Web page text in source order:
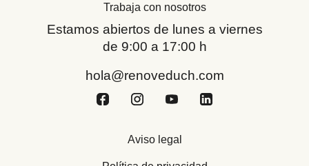
Trabaja con nosotros
Estamos abiertos de lunes a viernes
de 9:00 a 17:00 h
hola@renoveduch.com
Aviso legal